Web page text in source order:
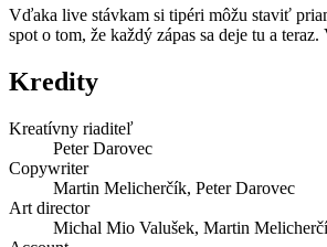
Vďaka live stávkam si tipéri môžu staviť
spot o tom, že každý zápas sa deje tu a
Kredity
Kreatívny riaditeľ
Peter Darovec
Copywriter
Martin Melicherčík, Peter Darovec
Art director
Michal Mio Valušek, Martin